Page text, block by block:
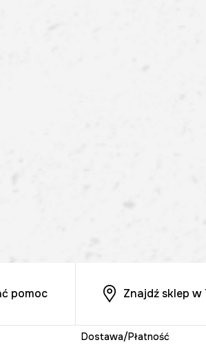
pomoc Znajdź sklep
Dostawa/Płatność